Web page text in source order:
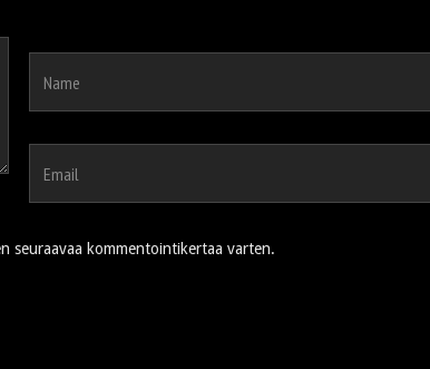
seuraavaa kommentointikertaa varten.